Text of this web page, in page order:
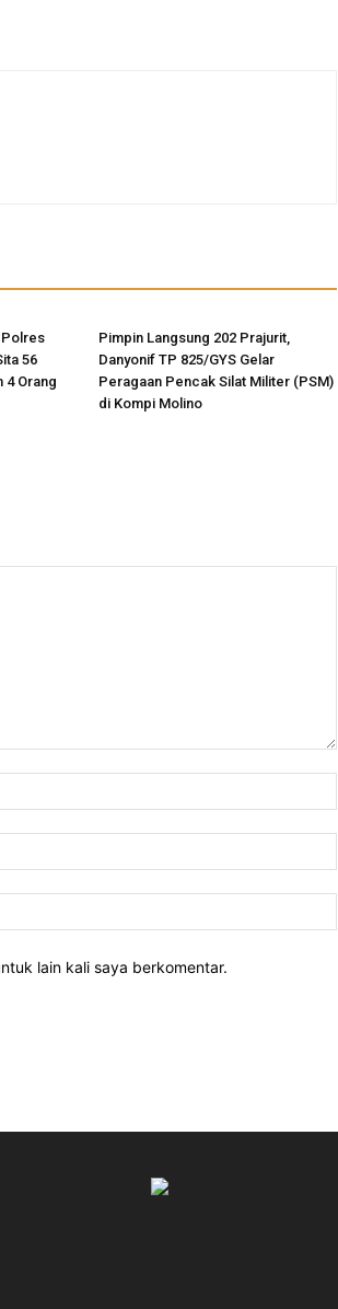
56
4 Orang
Pimpin Langsung 202 Prajurit,
Danyonif TP 825/GYS Gelar
Peragaan Pencak Silat Militer (PSM)
di Kompi Molino
lain kali saya berkomentar.